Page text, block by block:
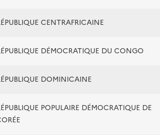
CENTRAFRICAINE
DÉMOCRATIQUE DU CONGO
DOMINICAINE
POPULAIRE DÉMOCRATIQUE DE